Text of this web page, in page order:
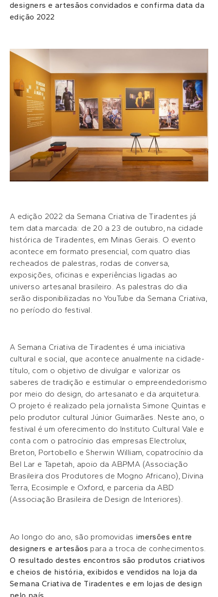
designers e artesãos convidados e confirma data da
edição 2022
A edição 2022 da Semana Criativa de Tiradentes já
tem data marcada: de 20 a 23 de outubro, na cidade
histórica de Tiradentes, em Minas Gerais. O evento
acontece em formato presencial, com quatro dias
recheados de palestras, rodas de conversa,
exposições, oficinas e experiências ligadas ao
universo artesanal brasileiro. As palestras do dia
serão disponibilizadas no YouTube da Semana Criativa,
no período do festival.
A Semana Criativa de Tiradentes é uma iniciativa
cultural e social, que acontece anualmente na cidade-
título, com o objetivo de divulgar e valorizar os
saberes de tradição e estimular o empreendedorismo
por meio do design, do artesanato e da arquitetura.
O projeto é realizado pela jornalista Simone Quintas e
pelo produtor cultural Júnior Guimarães. Neste ano, o
festival é um oferecimento do Instituto Cultural Vale e
conta com o patrocínio das empresas Electrolux,
Breton, Portobello e Sherwin William, copatrocínio da
Bel Lar e Tapetah, apoio da ABPMA (Associação
Brasileira dos Produtores de Mogno Africano), Divina
Terra, Ecosimple e Oxford, e parceria da ABD
(Associação Brasileira de Design de Interiores).
Ao longo do ano, são promovidas imersões entre
designers e artesãos para a troca de conhecimentos.
O resultado destes encontros são produtos criativos
e cheios de história, exibidos e vendidos na loja da
Semana Criativa de Tiradentes e em lojas de design